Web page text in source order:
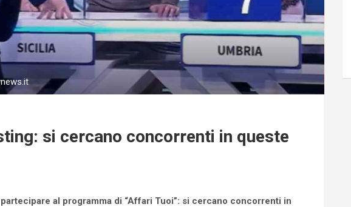
si cercano concorrenti in queste
al programma di “Affari Tuoi”: si cercano concorrenti in